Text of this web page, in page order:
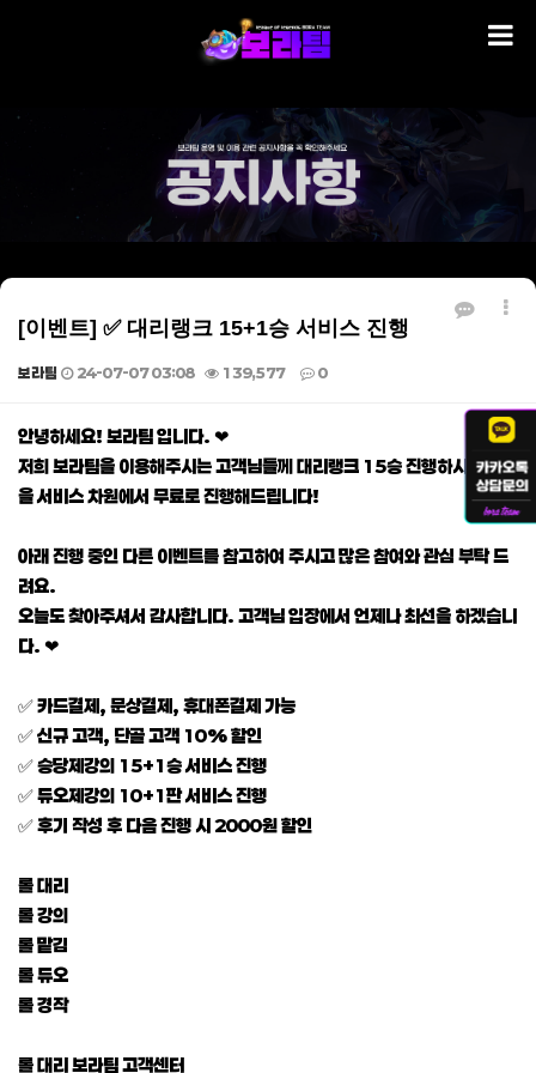
[이벤트] ✅ 대리랭크 15+1승 서비스 진행
보라팀 24-07-07 03:08 139,577 0
본문
안녕하세요! 보라팀 입니다. ❤
저희 보라팀을 이용해주시는 고객님들께 대리랭크 15승 진행하시면 1승
을 서비스 차원에서 무료로 진행해드립니다!
아래 진행 중인 다른 이벤트를 참고하여 주시고 많은 참여와 관심 부탁 드
려요.
오늘도 찾아주셔서 감사합니다. 고객님 입장에서 언제나 최선을 하겠습니
다. ❤
✅ 카드결제, 문상결제, 휴대폰결제 가능
✅ 신규 고객, 단골 고객 10% 할인
✅ 승당제강의 15+1승 서비스 진행
✅ 듀오제강의 10+1판 서비스 진행
✅ 후기 작성 후 다음 진행 시 2000원 할인
롤 대리
롤 강의
롤 맡김
롤 듀오
롤 경작
롤 대리 보라팀 고객센터